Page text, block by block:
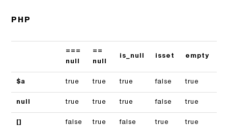
PHP
===
null
==
null
is_null isset empty
$a true true true false true
null true true true false true
[] false true false true true